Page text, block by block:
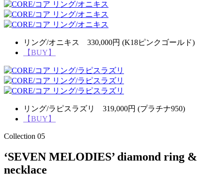
リング/オニキス 330,000円 (K18ピンクゴールド)
【BUY】
リング/ラピスラズリ 319,000円 (プラチナ950)
【BUY】
Collection 05
‘SEVEN MELODIES’ diamond ring &
necklace